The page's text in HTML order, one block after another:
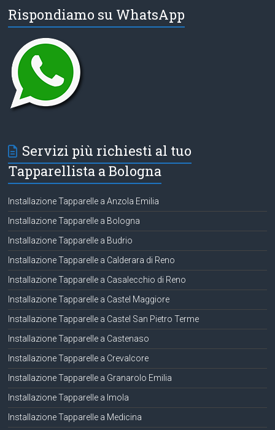
Rispondiamo su WhatsApp
Servizi più richiesti al tuo
Tapparellista a Bologna
Installazione Tapparelle a Anzola Emilia
Installazione Tapparelle a Bologna
Installazione Tapparelle a Budrio
Installazione Tapparelle a Calderara di Reno
Installazione Tapparelle a Casalecchio di Reno
Installazione Tapparelle a Castel Maggiore
Installazione Tapparelle a Castel San Pietro Terme
Installazione Tapparelle a Castenaso
Installazione Tapparelle a Crevalcore
Installazione Tapparelle a Granarolo Emilia
Installazione Tapparelle a Imola
Installazione Tapparelle a Medicina